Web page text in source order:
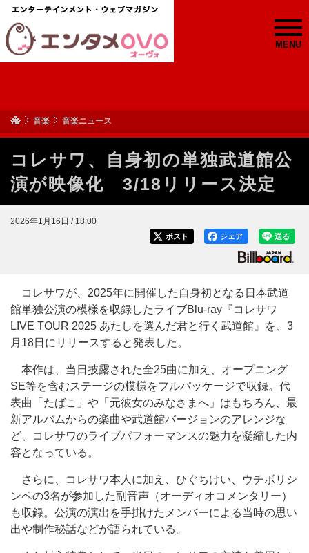
MENU
音楽 音楽ニュース
コレサワ、自身初の単独武道館公
演が映像化 3/18リリース決定
2026年1月16日 / 18:00
送る
シェア
ポスト
コレサワが、2025年に開催した自身初となる日本武道
館単独公演の模様を収録したライブBlu-ray『コレサワ
LIVE TOUR 2025 あたしを選んだ君と行く武道館』を、3
月18日にリリースすると発表した。
本作は、当日披露された全25曲に加え、オープニング
SE等を含むステージの模様をフルパッケージで収録。代
表曲「たばこ」や「元彼女のみなさまへ」はもちろん、最
新アルバムからの楽曲や武道館バージョンのアレンジな
ど、コレサワのライブパフォーマンスの魅力を凝縮した内
容となっている。
さらに、コレサワ本人に加え、ひぐちけい、ウチボリシ
ンペの3名が参加した副音声（オーディオコメンタリー）
も収録。公演の演出を手掛けたメンバーによる当時の思い
出や制作秘話などが語られている。